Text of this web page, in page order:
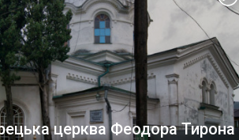
названо місто […]
церква Феодора Тирона